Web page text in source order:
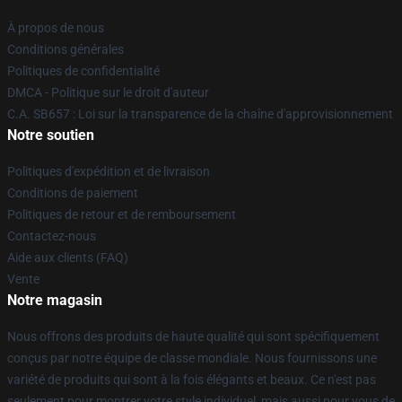
À propos de nous
Conditions générales
Politiques de confidentialité
DMCA - Politique sur le droit d'auteur
C.A. SB657 : Loi sur la transparence de la chaîne d'approvisionnement
Notre soutien
Politiques d'expédition et de livraison
Conditions de paiement
Politiques de retour et de remboursement
Contactez-nous
Aide aux clients (FAQ)
Vente
Notre magasin
Nous offrons des produits de haute qualité qui sont spécifiquement
conçus par notre équipe de classe mondiale. Nous fournissons une
variété de produits qui sont à la fois élégants et beaux. Ce n'est pas